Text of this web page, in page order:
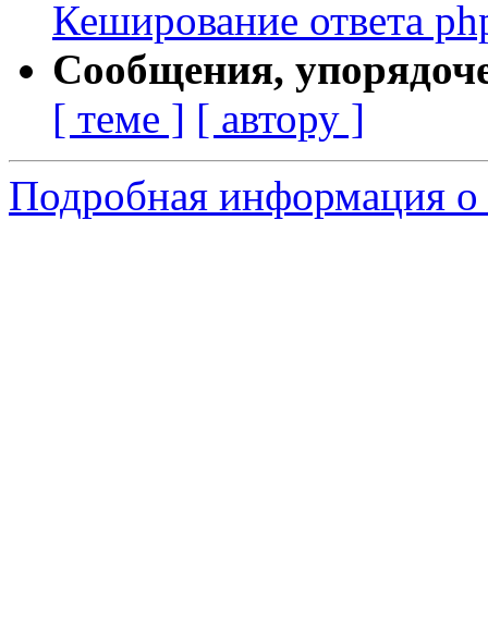
Кеширование ответа
Сообщения,
[ теме ] [ автору ]
Подробная информация